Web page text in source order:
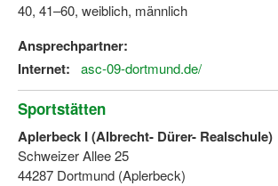
40, 41–60, weiblich, männlich
Ansprechpartner:
Internet:
asc-09-dortmund.de/
Sportstätten
Aplerbeck I (Albrecht- Dürer- Realschule)
Schweizer Allee 25
44287 Dortmund (Aplerbeck)